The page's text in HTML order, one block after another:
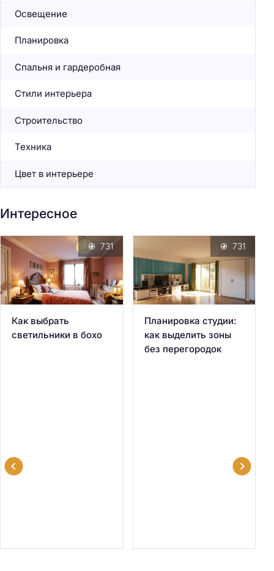
Освещение
Планировка
Спальня и гардеробная
Стили интерьера
Строительство
Техника
Цвет в интерьере
Интересное
Как выбрать
светильники в бохо
731
Планировка студии:
как выделить зоны
без перегородок
731